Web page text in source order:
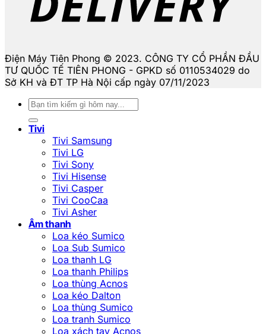
Điện Máy Tiên Phong © 2023. CÔNG TY CỔ PHẦN ĐẦU
TƯ QUỐC TẾ TIÊN PHONG - GPKD số 0110534029 do
Sở KH và ĐT TP Hà Nội cấp ngày 07/11/2023
Tìm
kiếm:
Tivi
Tivi Samsung
Tivi LG
Tivi Sony
Tivi Hisense
Tivi Casper
Tivi CooCaa
Tivi Asher
Âm thanh
Loa kéo Sumico
Loa Sub Sumico
Loa thanh LG
Loa thanh Philips
Loa thùng Acnos
Loa kéo Dalton
Loa thùng Sumico
Loa tranh Sumico
Loa xách tay Acnos